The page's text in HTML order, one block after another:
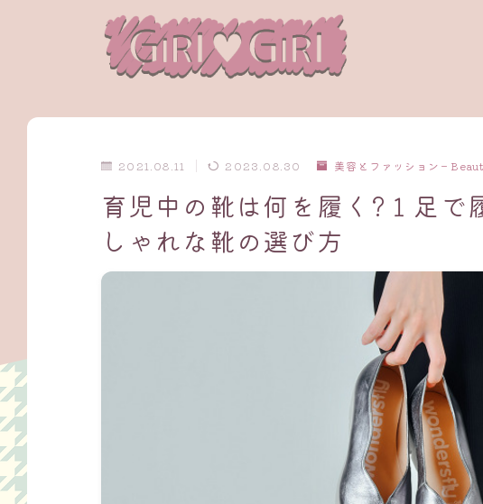
2021.08.11 2023.08.30 美容とファッション－
育児中の靴は何を履く?１足で
しゃれな靴の選び方